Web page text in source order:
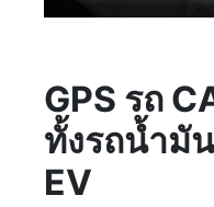
GPS รถ
ทั้งรถน้ำมั
EV